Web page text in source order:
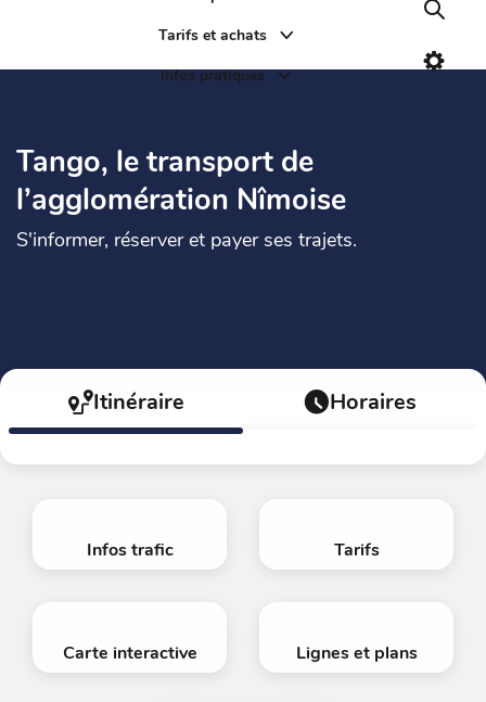
Tarifs et achats
Infos pratiques
Tango, le transport de
l’agglomération Nîmoise
S'informer, réserver et payer ses trajets.
Itinéraire Horaires
Infos trafic Tarifs
Carte interactive Lignes et plans